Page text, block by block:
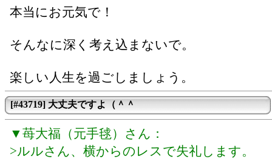
本当にお元気で！
そんなに深く考え込まないで。
楽しい人生を過ごしましょう。
[#43719] 大丈夫ですよ（＾＾
▼苺大福（元手毬）さん：
>ルルさん、横からのレスで失礼します。